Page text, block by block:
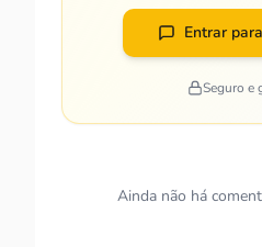
Entrar
Seguro e
Ainda não há